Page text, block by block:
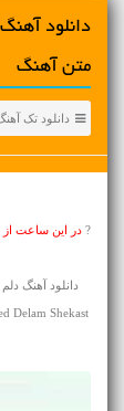
متن آهنگ
دانلود تک
?در این ساعت
دانلود آهنگ دلم شکست از
Delam Shekast